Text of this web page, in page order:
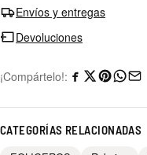
Envíos y entregas
Devoluciones
¡Compártelo!:
CATEGORÍAS RELACIONADAS